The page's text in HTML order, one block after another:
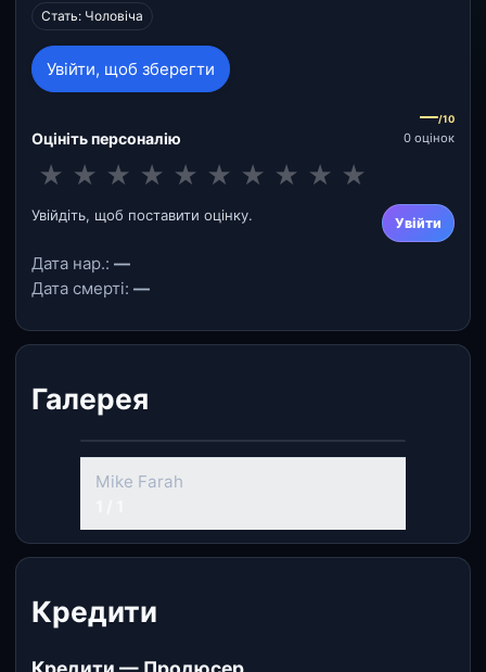
Стать: Чоловіча
Увійти, щоб зберегти
Оцініть персоналію
—/10
0 оцінок
★ ★ ★ ★ ★ ★ ★ ★ ★ ★
Увійдіть, щоб поставити оцінку. Увійти
Дата нар.: —
Дата смерті: —
Галерея
Mike Farah
Кредити